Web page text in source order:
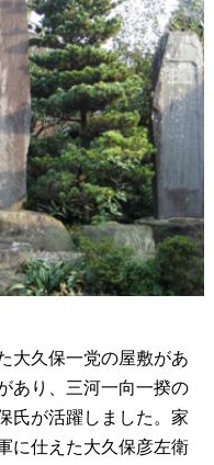
大久保一党の屋敷があ
あり、三河一向一揆の
氏が活躍しました。家
に仕えた大久保彦左衛